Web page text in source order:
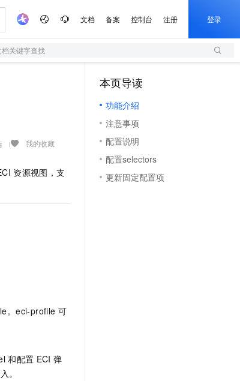
文档 备案 控制台 注册 登录
关键字查找
我的收藏
资源视图，支
。eci-profile 可
和配置 ECI 弹
。
本页导读
功能介绍
注意事项
配置说明
配置selectors
更新固定配置项
语音识别与合成
Qwen3-TTS-Flash
程平台
全托管，含MySQL、PostgreSQL、SQL Server、MariaDB多引擎
程平台
防护产品
轻量应用服务器
数字证书管理服务（原SSL证书）
实现全站 HTTPS，呈现可信的 Web 访问
短信服务
轻松开启游戏
作流应用
通过阿里云百炼高效搭建AI应用,助力高效开发
Agency Agents：拥有专属领域专家
HappyHorse 打造一站式影视创作平台
漫剧工坊：一站式动画创作平台
快速生产连贯的高质量长漫剧
键激活电商全链路生产力
打造优质广告素材
、分镜、视频高效生成
AI 活动
AI 生产力先锋
先锋实践拓展 AI 生产力的边界
飞天发布时刻
所见，即是所愿
AI 实训营
从基础到进阶，Agent 创客手把手教你
阿里云 OPC 创新助力计划
Token 补贴，五大权
益加速 OPC 成功
专业服务
公司注册
上云迁移
服务伙伴合作计划
Al MaaS 服务伙伴赋能合作
伙伴信用分合作计划
更多支持
合作伙伴培训与认证
开发者社区
镜像站
加入我们
校园招聘